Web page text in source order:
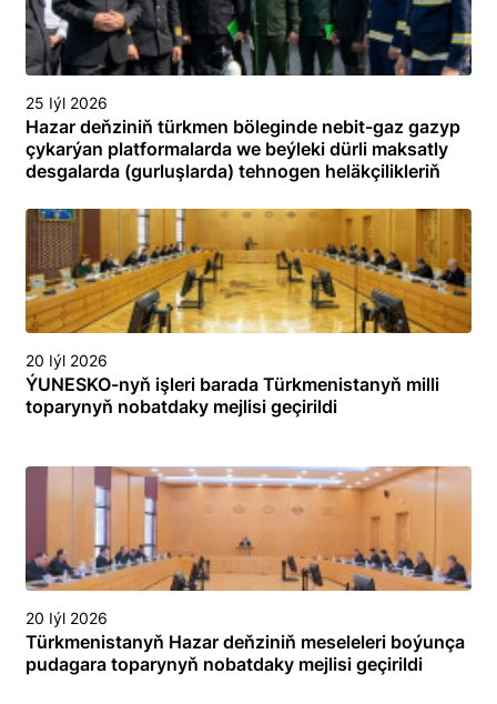
25 Iýl 2026
Hazar deňziniň türkmen böleginde nebit-gaz gazyp
çykarýan platformalarda we beýleki dürli maksatly
desgalarda (gurluşlarda) tehnogen heläkçilikleriň
toplumlaýyn türgenleşik okuwy
20 Iýl 2026
ÝUNESKO-nyň işleri barada Türkmenistanyň milli
toparynyň nobatdaky mejlisi geçirildi
20 Iýl 2026
Türkmenistanyň Hazar deňziniň meseleleri boýunça
pudagara toparynyň nobatdaky mejlisi geçirildi